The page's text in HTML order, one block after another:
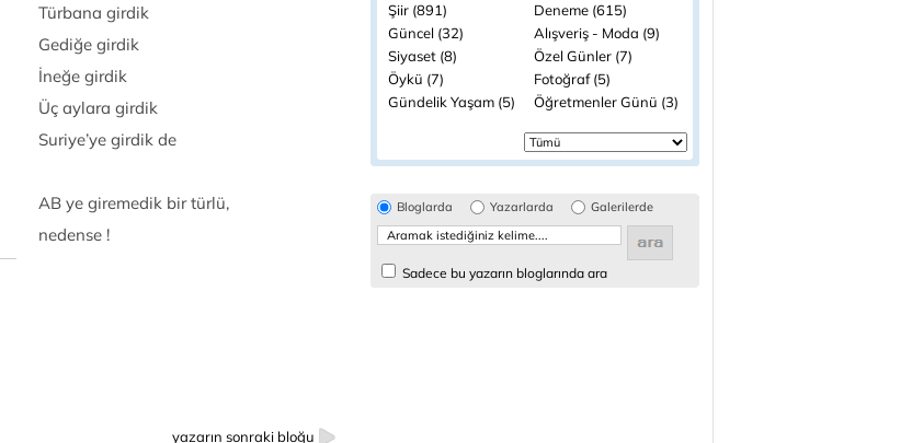
Türbana girdik
Gediğe girdik
İneğe girdik
Üç aylara girdik
Suriye’ye girdik de
AB ye giremedik bir türlü,
nedense !
yazarın sonraki bloğu
Şiir (891)
Deneme (615)
Güncel (32)
Alışveriş - Moda (9)
Siyaset (8)
Özel Günler (7)
Öykü (7)
Fotoğraf (5)
Gündelik Yaşam (5)
Öğretmenler Günü (3)
Bloglarda Yazarlarda Galerilerde
Sadece bu yazarın bloglarında ara